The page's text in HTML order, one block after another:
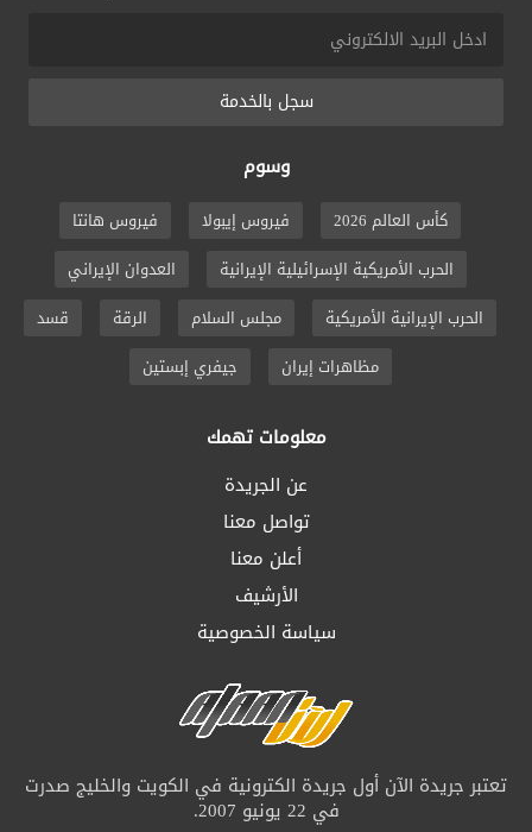
سجل بالخدمة
وسوم
كأس العالم 2026 فيروس إيبولا
فيروس هانتا
الحرب الأمريكية الإسرائيلية الإيرانية
العدوان الإيراني
الحرب الإيرانية الأمريكية
مجلس السلام الرقة
قسد
مظاهرات إيران
جيفري إبستين
معلومات تهمك
عن الجريدة
تواصل معنا
أعلن معنا
الأرشيف
سياسة الخصوصية
تعتبر جريدة الآن أول جريدة الكترونية في الكويت والخليج صدرت
في 22 يونيو 2007.